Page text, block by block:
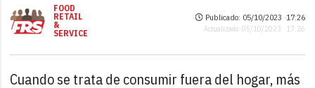
FOOD
RETAIL
&
SERVICE
Publicado: 05/10/2023 ·17:26
Actualizado: 05/10/2023 · 17:26
Cuando se trata de consumir fuera del hogar, más